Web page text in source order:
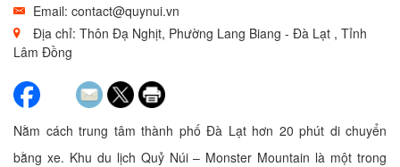
Email: contact@quynui.vn
Địa chỉ: Thôn Đạ Nghịt, Phường Lang Biang - Đà Lạt , Tỉnh
Lâm Đồng
Nằm cách trung tâm thành phố Đà Lạt hơn 20 phút di chuyển
bằng xe. Khu du lịch Quỷ Núi – Monster Mountain là một trong